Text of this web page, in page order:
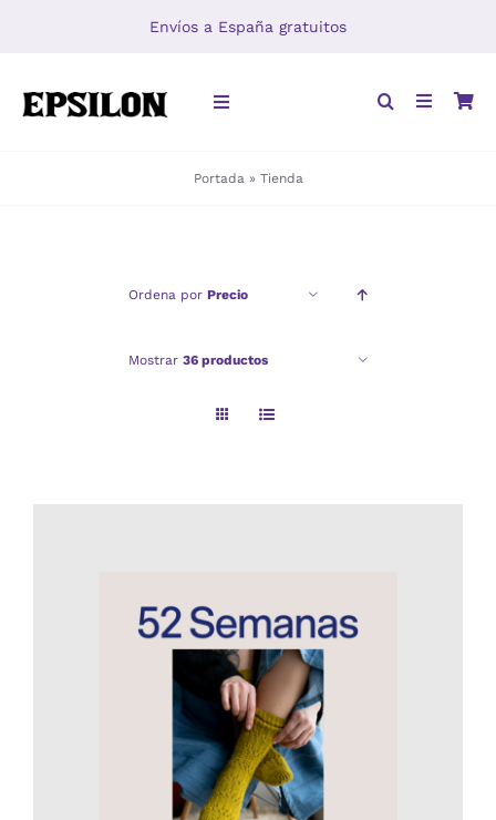
Envíos a España gratuitos
Toggle
Portada » Tienda
Ordena por Precio
Mostrar 36 productos
AÑADIR AL CARRITO